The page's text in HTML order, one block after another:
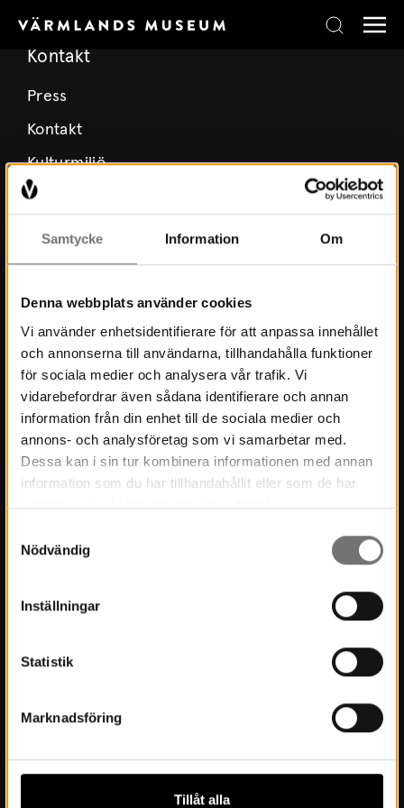
Samtycke Information Om
Denna webbplats använder cookies
Vi använder enhetsidentifierare för att anpassa innehållet
och annonserna till användarna, tillhandahålla funktioner
för sociala medier och analysera vår trafik. Vi
vidarebefordrar även sådana identifierare och annan
information från din enhet till de sociala medier och
annons- och analysföretag som vi samarbetar med.
Dessa kan i sin tur kombinera informationen med annan
information som du har tillhandahållit eller som de har
samlat in när du har använt deras tjänster.
Nödvändig
Inställningar
Statistik
Marknadsföring
Tillåt alla
Kontakt
Press
Kontakt
Kulturmiljö
Stöd Värmlands Museum
Prenumerera på nyhetsbrev
Prenumerera på lärarbrev
Om Museet
Nyheter
Museets historia
Verksamhetsberättelser
Integritetspolicy
Besök oss
Boka möten och konferens